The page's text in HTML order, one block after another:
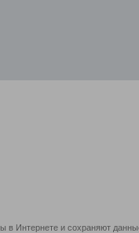
в Интернете и сохраняют